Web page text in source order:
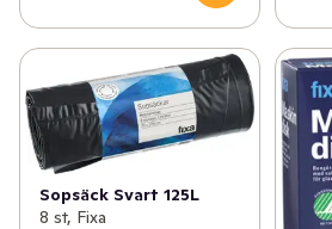
Sopsäck Svart 125L
8 st, Fixa